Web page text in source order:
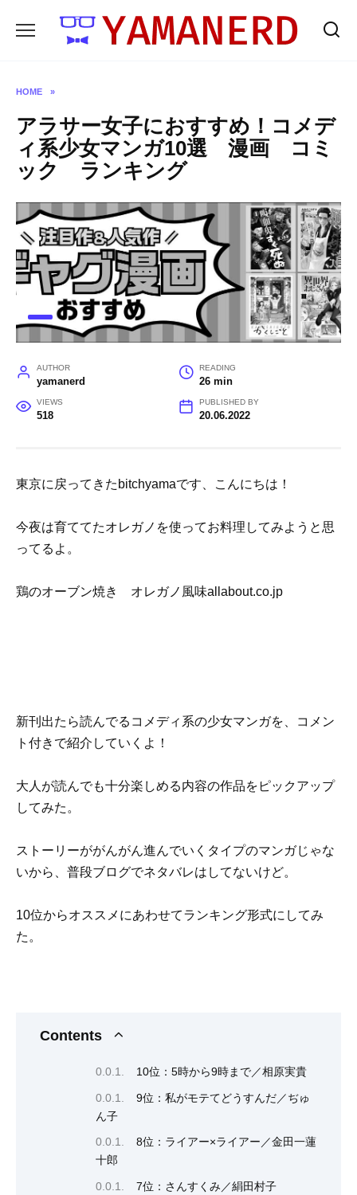
HOME »
アラサー女子におすすめ！コメデ
ィ系少女マンガ10選 漫画 コミ
ック ランキング
AUTHOR
yamanerd
READING
26 min
VIEWS
518
PUBLISHED BY
20.06.2022
東京に戻ってきたbitchyamaです、こんにちは！
今夜は育ててたオレガノを使ってお料理してみようと思
ってるよ。
鶏のオーブン焼き オレガノ風味allabout.co.jp
新刊出たら読んでるコメディ系の少女マンガを、コメン
ト付きで紹介していくよ！
大人が読んでも十分楽しめる内容の作品をピックアップ
してみた。
ストーリーががんがん進んでいくタイプのマンガじゃな
いから、普段ブログでネタバレはしてないけど。
10位からオススメにあわせてランキング形式にしてみ
た。
Contents
10位：5時から9時まで／相原実貴
9位：私がモテてどうすんだ／ぢゅ
ん子
8位：ライアー×ライアー／金田一蓮
十郎
7位：さんすくみ／絹田村子